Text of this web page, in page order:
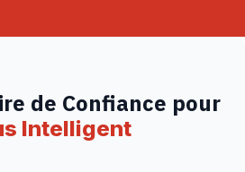
de Confiance pour
Intelligent